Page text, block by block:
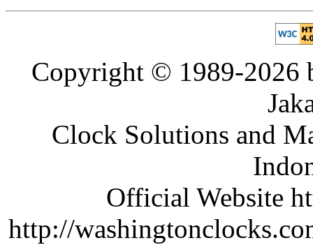
Copyright © 1989-2026
Clock Solutions and
Official Website
http://